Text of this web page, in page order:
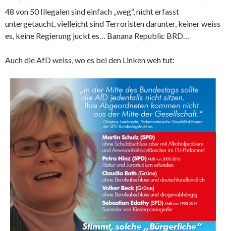
48 von 50 Illegalen sind einfach „weg“, nicht erfasst
untergetaucht, vielleicht sind Terroristen darunter, keiner weiss
es, keine Regierung juckt es… Banana Republic BRD…
Auch die AfD weiss, wo es bei den Linken weh tut: